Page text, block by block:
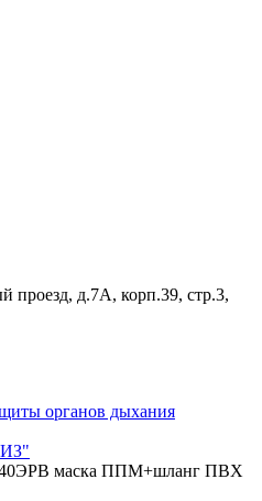
проезд, д.7А, корп.39, стр.3,
органов дыхания
маска ППМ+шланг ПВХ